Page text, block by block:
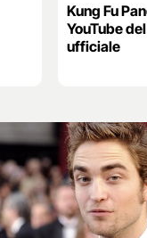
Kung Fu
YouTube
ufficiale